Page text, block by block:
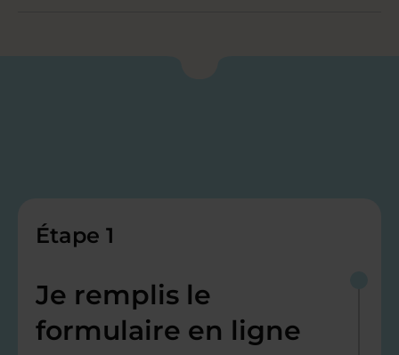
Étape 1
Je remplis le
formulaire en ligne